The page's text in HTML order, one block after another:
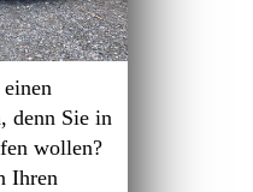
einen
denn Sie in
wollen?
Ihren